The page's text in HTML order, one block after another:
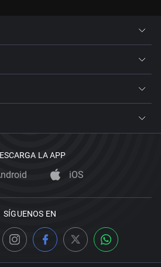
LA APP
iOS
SÍGUENOS EN